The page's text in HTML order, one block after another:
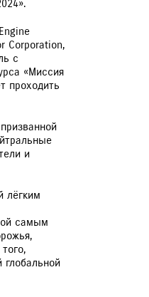
Corporation,
с
«Миссия
проходить
и
лёгким
самым
глобальной